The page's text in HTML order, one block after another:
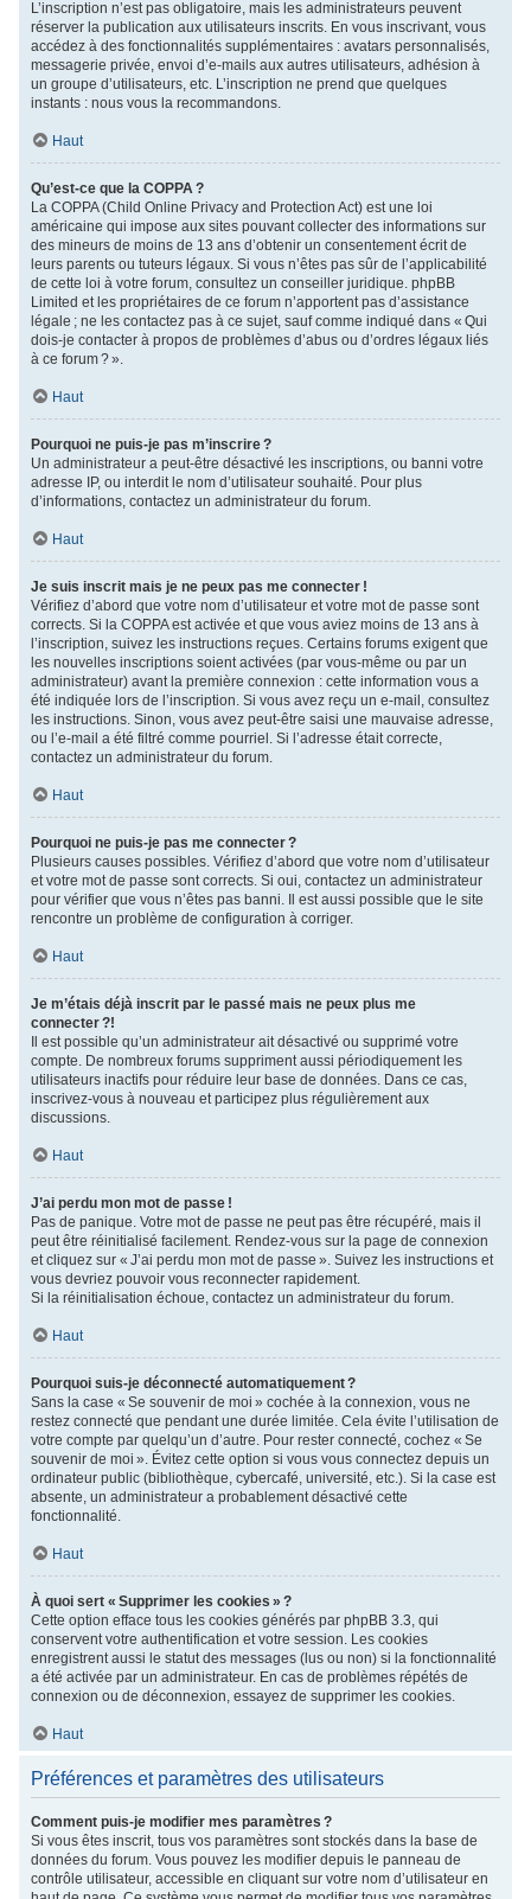
L’inscription n’est pas obligatoire, mais les administrateurs peuvent
réserver la publication aux utilisateurs inscrits. En vous inscrivant, vous
accédez à des fonctionnalités supplémentaires : avatars personnalisés,
messagerie privée, envoi d’e-mails aux autres utilisateurs, adhésion à
un groupe d’utilisateurs, etc. L’inscription ne prend que quelques
instants : nous vous la recommandons.
Haut
Qu’est-ce que la COPPA ?
La COPPA (Child Online Privacy and Protection Act) est une loi
américaine qui impose aux sites pouvant collecter des informations sur
des mineurs de moins de 13 ans d’obtenir un consentement écrit de
leurs parents ou tuteurs légaux. Si vous n’êtes pas sûr de l’applicabilité
de cette loi à votre forum, consultez un conseiller juridique. phpBB
Limited et les propriétaires de ce forum n’apportent pas d’assistance
légale ; ne les contactez pas à ce sujet, sauf comme indiqué dans « Qui
dois-je contacter à propos de problèmes d’abus ou d’ordres légaux liés
à ce forum ? ».
Haut
Pourquoi ne puis-je pas m’inscrire ?
Un administrateur a peut-être désactivé les inscriptions, ou banni votre
adresse IP, ou interdit le nom d’utilisateur souhaité. Pour plus
d’informations, contactez un administrateur du forum.
Haut
Je suis inscrit mais je ne peux pas me connecter !
Vérifiez d’abord que votre nom d’utilisateur et votre mot de passe sont
corrects. Si la COPPA est activée et que vous aviez moins de 13 ans à
l’inscription, suivez les instructions reçues. Certains forums exigent que
les nouvelles inscriptions soient activées (par vous-même ou par un
administrateur) avant la première connexion : cette information vous a
été indiquée lors de l’inscription. Si vous avez reçu un e-mail, consultez
les instructions. Sinon, vous avez peut-être saisi une mauvaise adresse,
ou l’e-mail a été filtré comme pourriel. Si l’adresse était correcte,
contactez un administrateur du forum.
Haut
Pourquoi ne puis-je pas me connecter ?
Plusieurs causes possibles. Vérifiez d’abord que votre nom d’utilisateur
et votre mot de passe sont corrects. Si oui, contactez un administrateur
pour vérifier que vous n’êtes pas banni. Il est aussi possible que le site
rencontre un problème de configuration à corriger.
Haut
Je m’étais déjà inscrit par le passé mais ne peux plus me
connecter ?!
Il est possible qu’un administrateur ait désactivé ou supprimé votre
compte. De nombreux forums suppriment aussi périodiquement les
utilisateurs inactifs pour réduire leur base de données. Dans ce cas,
inscrivez-vous à nouveau et participez plus régulièrement aux
discussions.
Haut
J’ai perdu mon mot de passe !
Pas de panique. Votre mot de passe ne peut pas être récupéré, mais il
peut être réinitialisé facilement. Rendez-vous sur la page de connexion
et cliquez sur « J’ai perdu mon mot de passe ». Suivez les instructions et
vous devriez pouvoir vous reconnecter rapidement.
Si la réinitialisation échoue, contactez un administrateur du forum.
Haut
Pourquoi suis-je déconnecté automatiquement ?
Sans la case « Se souvenir de moi » cochée à la connexion, vous ne
restez connecté que pendant une durée limitée. Cela évite l’utilisation de
votre compte par quelqu’un d’autre. Pour rester connecté, cochez « Se
souvenir de moi ». Évitez cette option si vous vous connectez depuis un
ordinateur public (bibliothèque, cybercafé, université, etc.). Si la case est
absente, un administrateur a probablement désactivé cette
fonctionnalité.
Haut
À quoi sert « Supprimer les cookies » ?
Cette option efface tous les cookies générés par phpBB 3.3, qui
conservent votre authentification et votre session. Les cookies
enregistrent aussi le statut des messages (lus ou non) si la fonctionnalité
a été activée par un administrateur. En cas de problèmes répétés de
connexion ou de déconnexion, essayez de supprimer les cookies.
Haut
Préférences et paramètres des utilisateurs
Comment puis-je modifier mes paramètres ?
Si vous êtes inscrit, tous vos paramètres sont stockés dans la base de
données du forum. Vous pouvez les modifier depuis le panneau de
contrôle utilisateur, accessible en cliquant sur votre nom d’utilisateur en